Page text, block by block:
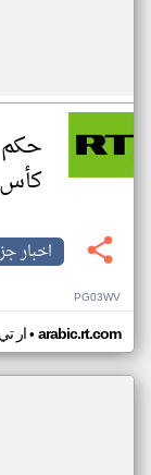
حكم
كأس
اخبار
PG03WV
ار• arabic.rt.com